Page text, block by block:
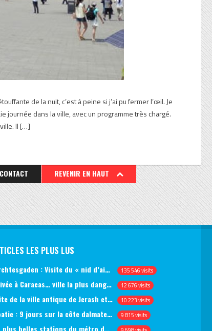
de la nuit, c’est à peine si j’ai pu fermer l’œil. Je
journée dans la ville, avec un programme très chargé.
Il […]
CONTACT REVENIR EN HAUT
LES PLUS LUS
Berchtesgaden : Visite du « nid d’aigle » et des bunkers d’Hitler 135 546 visits
Arrivée à Caracas… ville la plus dangereuse du monde (jour 1) 12 676 visits
Visite de la ville antique de Jerash et du château d’Ajlun (jour 1) 10 223 visits
Croatie : 9 jours sur la côte dalmate, de Split à Dubrovnik, en passant par Hvar et Mjlet 9 815 visits
Les plus belles stations du métro de Saint-Pétersbourg